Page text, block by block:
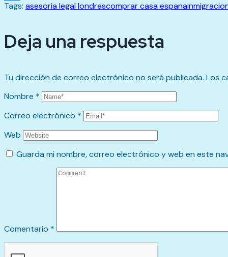
Compartir
Tags: asesoria legal londrescomprar casa espana
Deja una respuesta
Tu dirección de correo electrónico no será publicada. Los
Nombre *
Correo electrónico *
Web
Guarda mi nombre, correo electrónico y web en este
Comentario *